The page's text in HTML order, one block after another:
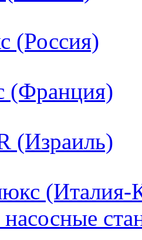
(Россия)
(Франция)
(Израиль)
(Италия-